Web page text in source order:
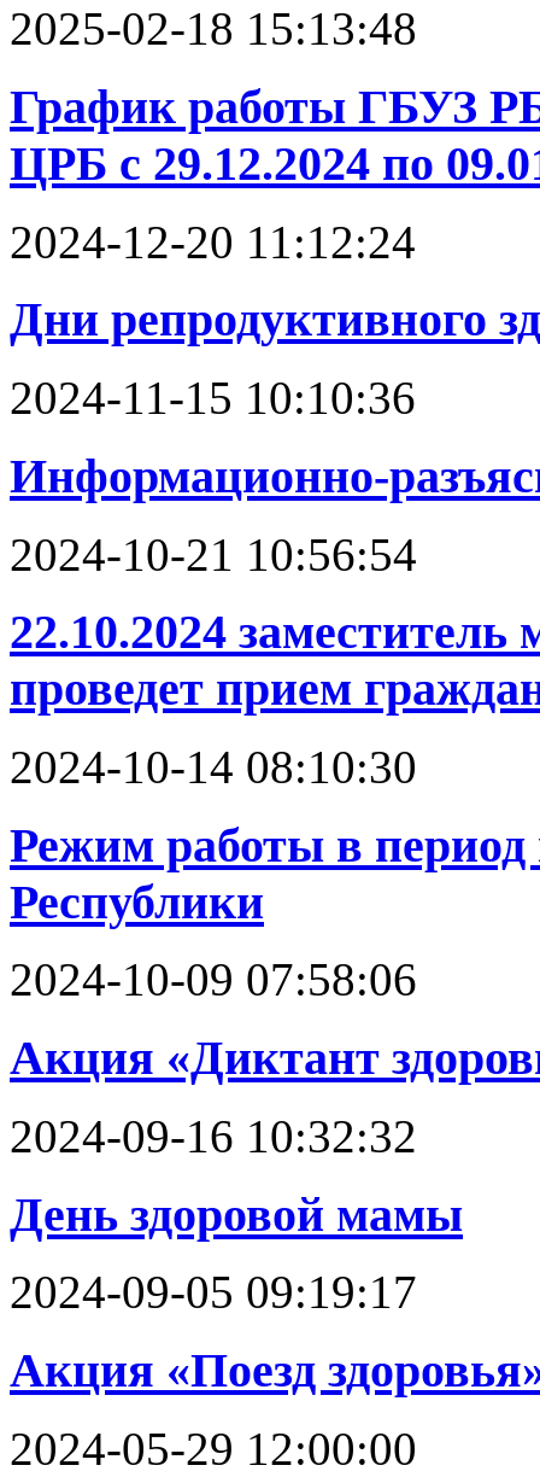
2025-02-18 15:13:48
График работы ГБУЗ
ЦРБ с 29.12.2024 по
2024-12-20 11:12:24
Дни репродуктивного
2024-11-15 10:10:36
Информационно-
2024-10-21 10:56:54
22.10.2024
проведет прием
2024-10-14 08:10:30
Режим работы в
Республики
2024-10-09 07:58:06
Акция «Диктант
2024-09-16 10:32:32
День здоровой мамы
2024-09-05 09:19:17
Акция «Поезд
2024-05-29 12:00:00